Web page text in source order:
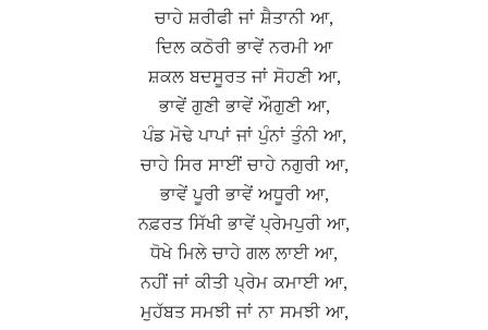
ਚਾਹੇ ਸ਼ਰੀਫੀ ਜਾਂ ਸ਼ੈਤਾਨੀ ਆ,
ਦਿਲ ਕਠੋਰੀ ਭਾਵੇਂ ਨਰਮੀ ਆ
ਸ਼ਕਲ ਬਦਸੂਰਤ ਜਾਂ ਸੋਹਣੀ ਆ,
ਭਾਵੇਂ ਗੁਣੀ ਭਾਵੇਂ ਔਗੁਣੀ ਆ,
ਪੰਡ ਮੋਢੇ ਪਾਪਾਂ ਜਾਂ ਪੁੰਨਾਂ ਤੁੰਨੀ ਆ,
ਚਾਹੇ ਸਿਰ ਸਾਈਂ ਚਾਹੇ ਨਗੁਰੀ ਆ,
ਭਾਵੇਂ ਪੂਰੀ ਭਾਵੇਂ ਅਧੂਰੀ ਆ,
ਨਫ਼ਰਤ ਸਿੱਖੀ ਭਾਵੇਂ ਪ੍ਰੇਮਪੁਰੀ ਆ,
ਧੋਖੇ ਮਿਲੇ ਚਾਹੇ ਗਲ ਲਾਈ ਆ,
ਨਹੀਂ ਜਾਂ ਕੀਤੀ ਪ੍ਰੇਮ ਕਮਾਈ ਆ,
ਮੁਹੱਬਤ ਸਮਝੀ ਜਾਂ ਨਾ ਸਮਝੀ ਆ,